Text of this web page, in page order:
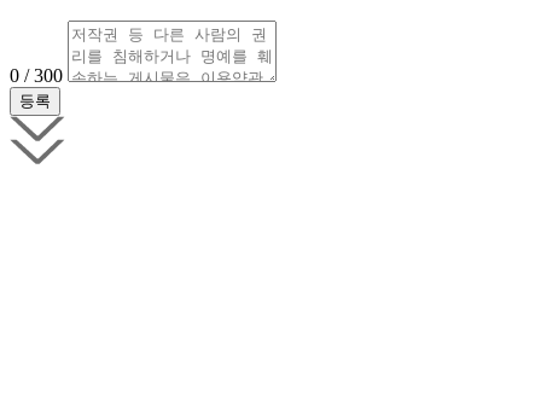
0 / 300